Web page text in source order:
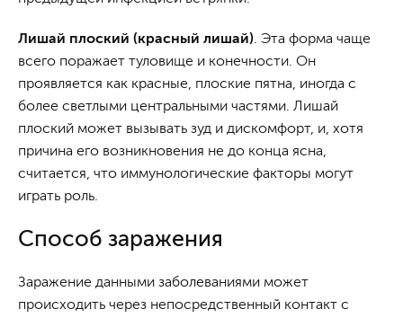
Лишай плоский (красный лишай) . Эта форма чаще
всего поражает туловище и конечности. Он
проявляется как красные, плоские пятна, иногда с
более светлыми центральными частями. Лишай
плоский может вызывать зуд и дискомфорт, и, хотя
причина его возникновения не до конца ясна,
считается, что иммунологические факторы могут
играть роль.
Способ заражения
Заражение данными заболеваниями может
происходить через непосредственный контакт с